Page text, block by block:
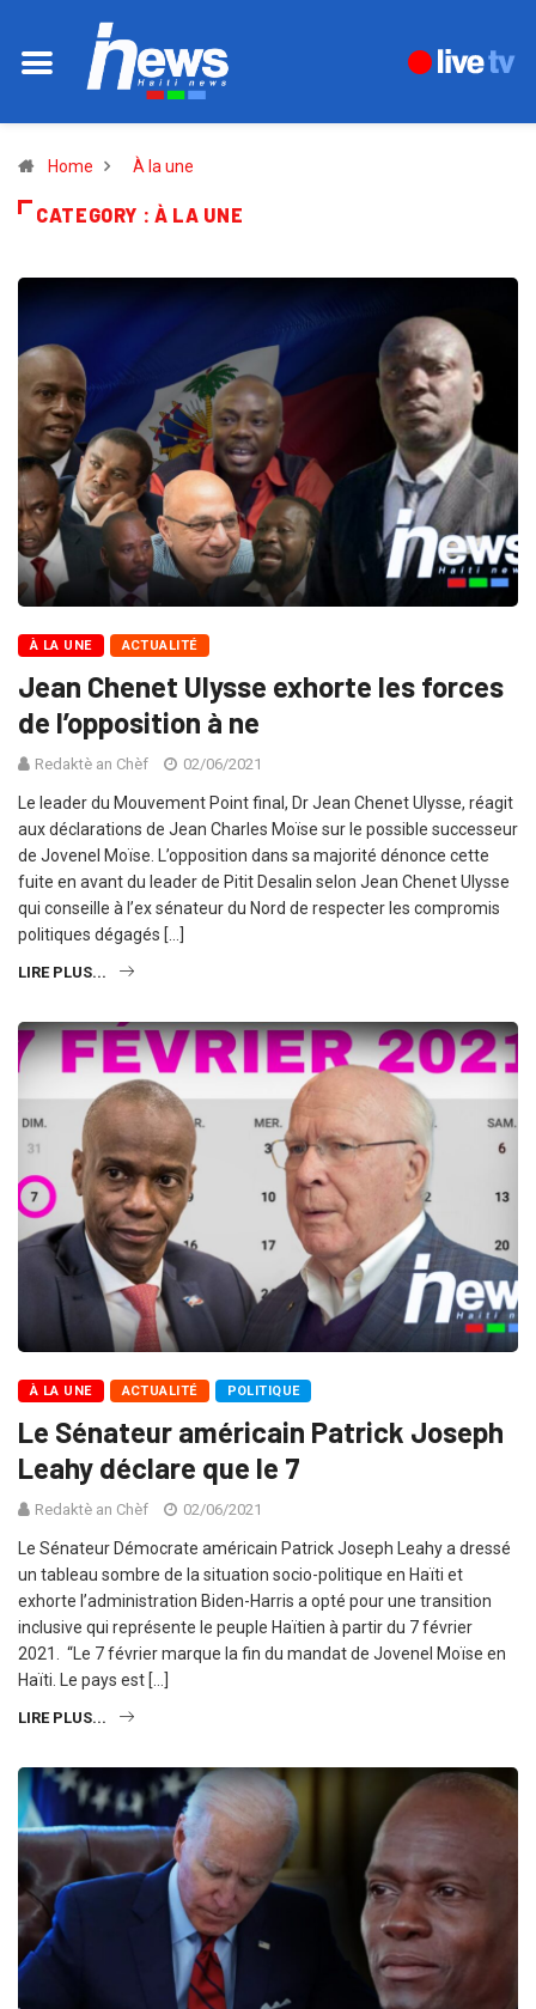
Home À la une
CATEGORY : À LA UNE
À LA UNE ACTUALITÉ
Jean Chenet Ulysse exhorte les forces
de l’opposition à ne
Redaktè an Chèf 02/06/2021
Le leader du Mouvement Point final, Dr Jean Chenet Ulysse, réagit
aux déclarations de Jean Charles Moïse sur le possible successeur
de Jovenel Moïse. L’opposition dans sa majorité dénonce cette
fuite en avant du leader de Pitit Desalin selon Jean Chenet Ulysse
qui conseille à l’ex sénateur du Nord de respecter les compromis
politiques dégagés […]
LIRE PLUS...
À LA UNE ACTUALITÉ POLITIQUE
Le Sénateur américain Patrick Joseph
Leahy déclare que le 7
Redaktè an Chèf 02/06/2021
Le Sénateur Démocrate américain Patrick Joseph Leahy a dressé
un tableau sombre de la situation socio-politique en Haïti et
exhorte l’administration Biden-Harris a opté pour une transition
inclusive qui représente le peuple Haïtien à partir du 7 février
2021. “Le 7 février marque la fin du mandat de Jovenel Moïse en
Haïti. Le pays est […]
LIRE PLUS...